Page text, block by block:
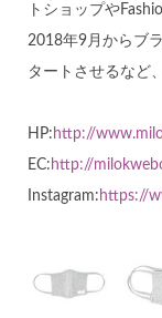
トショップや
2018年9月からブ
タートさせるなど
HP: http://
EC: http://
Instagram: https://